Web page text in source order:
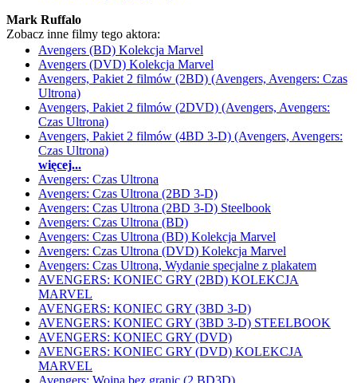
Mark Ruffalo
Zobacz inne filmy tego aktora:
Avengers (BD) Kolekcja Marvel
Avengers (DVD) Kolekcja Marvel
Avengers, Pakiet 2 filmów (2BD) (Avengers, Avengers: Czas
Ultrona)
Avengers, Pakiet 2 filmów (2DVD) (Avengers, Avengers:
Czas Ultrona)
Avengers, Pakiet 2 filmów (4BD 3-D) (Avengers, Avengers:
Czas Ultrona)
więcej...
Avengers: Czas Ultrona
Avengers: Czas Ultrona (2BD 3-D)
Avengers: Czas Ultrona (2BD 3-D) Steelbook
Avengers: Czas Ultrona (BD)
Avengers: Czas Ultrona (BD) Kolekcja Marvel
Avengers: Czas Ultrona (DVD) Kolekcja Marvel
Avengers: Czas Ultrona, Wydanie specjalne z plakatem
AVENGERS: KONIEC GRY (2BD) KOLEKCJA
MARVEL
AVENGERS: KONIEC GRY (3BD 3-D)
AVENGERS: KONIEC GRY (3BD 3-D) STEELBOOK
AVENGERS: KONIEC GRY (DVD)
AVENGERS: KONIEC GRY (DVD) KOLEKCJA
MARVEL
Avengers: Wojna bez granic (2 BD3D)